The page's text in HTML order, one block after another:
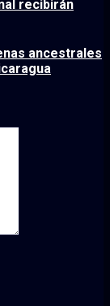
recibirán
ancestrales